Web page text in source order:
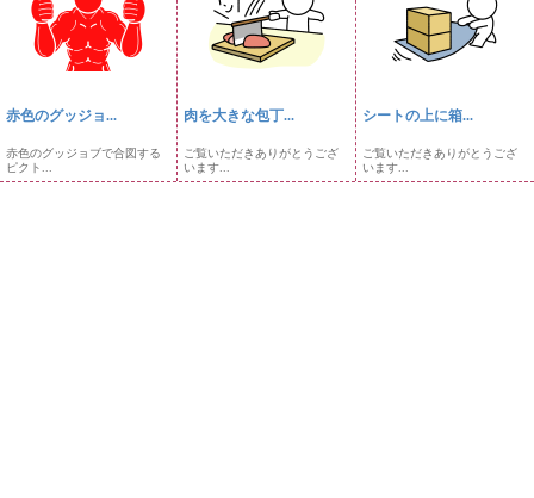
赤色のグッジョ...
赤色のグッジョブで合図する
ピクト...
肉を大きな包丁...
ご覧いただきありがとうござ
います...
シートの上に箱...
ご覧いただきありがとうござ
います...